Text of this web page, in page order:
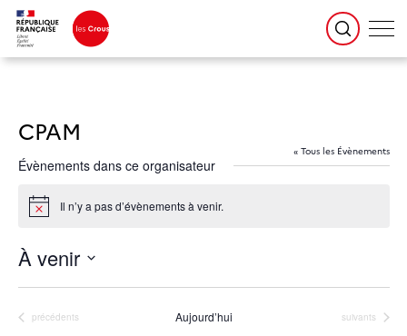
CPAM
« Tous les Évènements
Évènements dans ce organisateur
Notice Il n’y a pas d’évènements à venir.
À venir
une
Évènements
précédents Aujourd’hui Évènements
suivants